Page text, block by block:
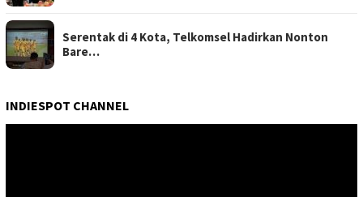
Serentak di 4 Kota, Telkomsel Hadirkan Nonton
Bare…
INDIESPOT CHANNEL